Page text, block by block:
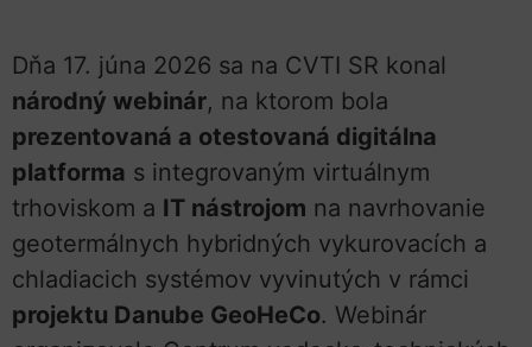
Dňa 17. júna 2026 sa na CVTI SR konal
národný webinár, na ktorom bola
prezentovaná a otestovaná digitálna
platforma s integrovaným virtuálnym
trhoviskom a IT nástrojom na navrhovanie
geotermálnych hybridných vykurovacích a
chladiacich systémov vyvinutých v rámci
projektu Danube GeoHeCo. Webinár